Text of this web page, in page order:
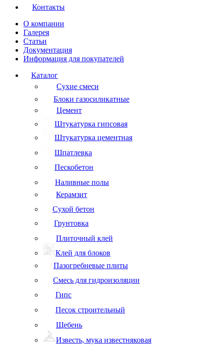
Контакты
О компании
Галерея
Статьи
Документация
Информация для покупателей
Каталог
Сухие смеси
Блоки газосиликатные
Цемент
Штукатурка гипсовая
Штукатурка цементная
Шпатлевка
Пескобетон
Наливные полы
Керамзит
Сухой бетон
Грунтовка
Плиточный клей
Клей для блоков
Пазогребневые плиты
Смесь для гидроизоляции
Гипс
Песок строительный
Щебень
Известь, мука известняковая